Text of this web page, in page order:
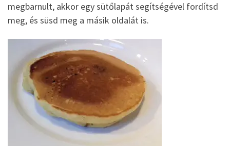
megbarnult, akkor egy sütőlapát segítségével fordítsd
meg, és süsd meg a másik oldalát is.